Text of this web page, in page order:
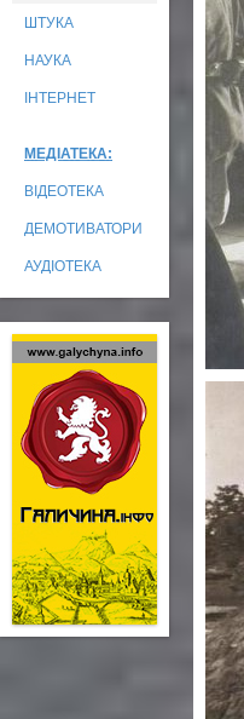
ШТУКА
НАУКА
ІНТЕРНЕТ
МЕДІАТЕКА:
ВІДЕОТЕКА
ДЕМОТИВАТОРИ
АУДІОТЕКА